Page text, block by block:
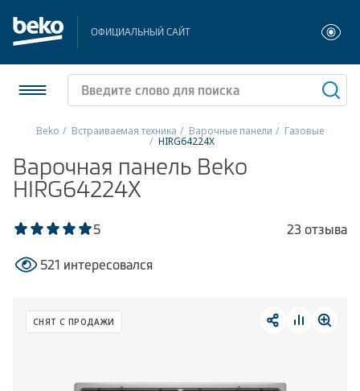
ОФИЦИАЛЬНЫЙ САЙТ
Холодильники и морозильники
Стиральные и сушильные машины
Посудомоечные машины
Плиты
Малая бытовая техника
Beko Встраиваемая техника Варочные панели Газовые
HIRG64224X
Варочная панель Beko
HIRG64224X
5 23 отзыва
521 интересовался
СНЯТ С ПРОДАЖИ